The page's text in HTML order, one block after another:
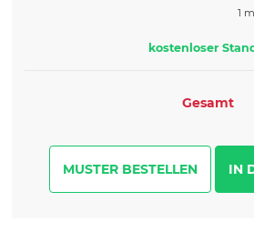
1
kostenloser
Gesamt
MUSTER BESTELLEN